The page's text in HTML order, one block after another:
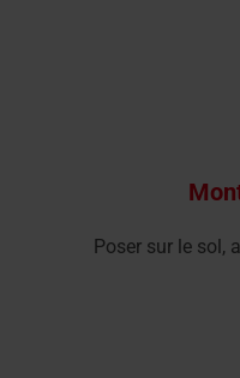
Poser sur le sol,